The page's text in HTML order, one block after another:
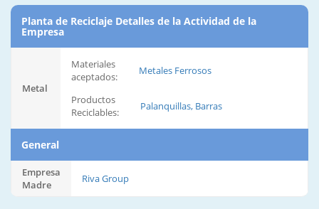
Planta de Reciclaje Detalles de la Actividad de la
Empresa
Metal
Materiales
aceptados:
Metales Ferrosos
Productos
Reciclables:
Palanquillas, Barras
General
Empresa
Madre
Riva Group